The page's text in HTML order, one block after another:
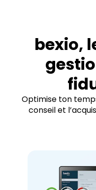
bexio,
Optimise ton
conseil et